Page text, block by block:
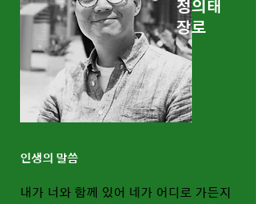
정의태
​장로
인생의 말씀
내가 너와 함께 있어 네가 어디로 가든지